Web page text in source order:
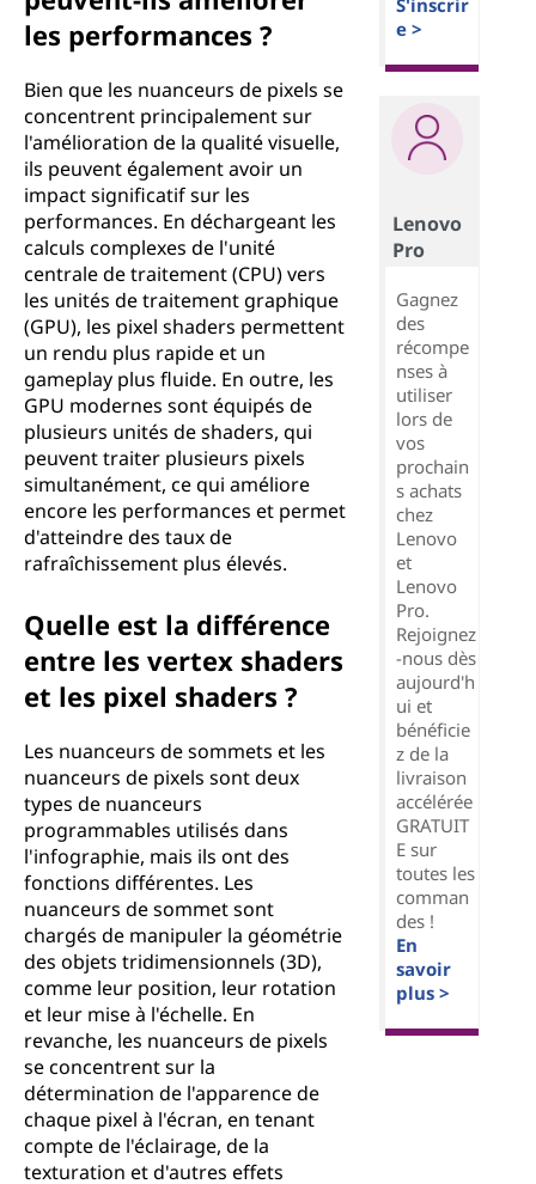
les performances ?
Bien que les nuanceurs de pixels se
concentrent principalement sur
l'amélioration de la qualité visuelle,
ils peuvent également avoir un
impact significatif sur les
performances. En déchargeant les
calculs complexes de l'unité
centrale de traitement (CPU) vers
les unités de traitement graphique
(GPU), les pixel shaders permettent
un rendu plus rapide et un
gameplay plus fluide. En outre, les
GPU modernes sont équipés de
plusieurs unités de shaders, qui
peuvent traiter plusieurs pixels
simultanément, ce qui améliore
encore les performances et permet
d'atteindre des taux de
rafraîchissement plus élevés.
Quelle est la différence
entre les vertex shaders
et les pixel shaders ?
Les nuanceurs de sommets et les
nuanceurs de pixels sont deux
types de nuanceurs
programmables utilisés dans
l'infographie, mais ils ont des
fonctions différentes. Les
nuanceurs de sommet sont
chargés de manipuler la géométrie
des objets tridimensionnels (3D),
comme leur position, leur rotation
et leur mise à l'échelle. En
revanche, les nuanceurs de pixels
se concentrent sur la
détermination de l'apparence de
chaque pixel à l'écran, en tenant
compte de l'éclairage, de la
texturation et d'autres effets
S'inscrir
e >
Lenovo
Pro
Gagnez
des
récompe
nses à
utiliser
lors de
vos
prochain
s achats
chez
Lenovo
et
Lenovo
Pro.
Rejoignez
-nous dès
aujourd'h
ui et
bénéficie
z de la
livraison
accélérée
GRATUIT
E sur
toutes les
comman
des !
En
savoir
plus >